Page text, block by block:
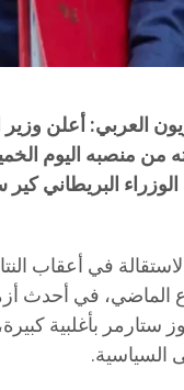
العربي: أعلن
من منصبه اليوم
البريطاني
في أعقاب
الماضي، في أحدث
ستارمر بأغلبية
السياسية.